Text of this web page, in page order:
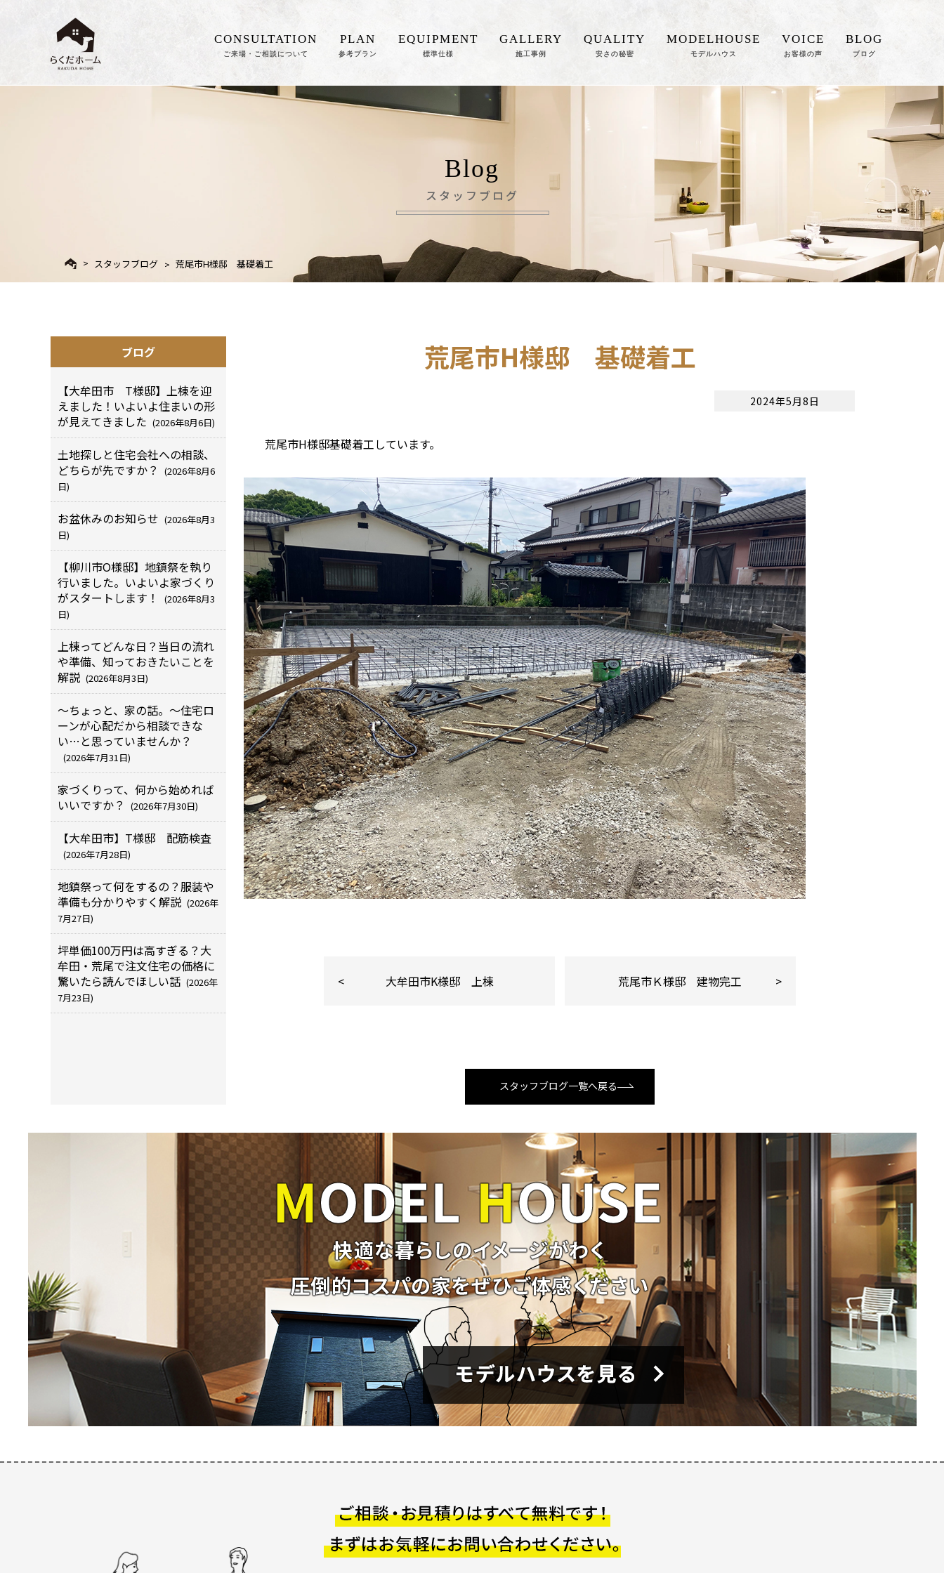
CONSULTATION
ご来場・ご相談について
PLAN
参考プラン
EQUIPMENT
標準仕様
GALLERY
施工事例
QUALITY
安さの秘密
MODELHOUSE
モデルハウス
VOICE
お客様の声
BLOG
ブログ
Blog
スタッフブログ
スタッフブログ 荒尾市H様邸 基礎着工
荒尾市H様邸 基礎着工
2024年5月8日
荒尾市H様邸基礎着工しています。
大牟田市K様邸 上棟 荒尾市Ｋ様邸 建物完工
スタッフブログ一覧へ戻る
ブログ
【大牟田市 T様邸】上棟を迎
えました！いよいよ住まいの形
が見えてきました (2026年8月6日)
土地探しと住宅会社への相談、
どちらが先ですか？
(2026年8月6
日)
お盆休みのお知らせ (2026年8月3
日)
【柳川市O様邸】地鎮祭を執り
行いました。いよいよ家づくり
がスタートします！
(2026年8月3
日)
上棟ってどんな日？当日の流れ
や準備、知っておきたいことを
解説 (2026年8月3日)
～ちょっと、家の話。～住宅ロ
ーンが心配だから相談できな
い…と思っていませんか？
(2026年7月31日)
家づくりって、何から始めれば
いいですか？
(2026年7月30日)
【大牟田市】T様邸 配筋検査
(2026年7月28日)
地鎮祭って何をするの？服装や
準備も分かりやすく解説 (2026年
7月27日)
坪単価100万円は高すぎる？大
牟田・荒尾で注文住宅の価格に
驚いたら読んでほしい話 (2026年
7月23日)